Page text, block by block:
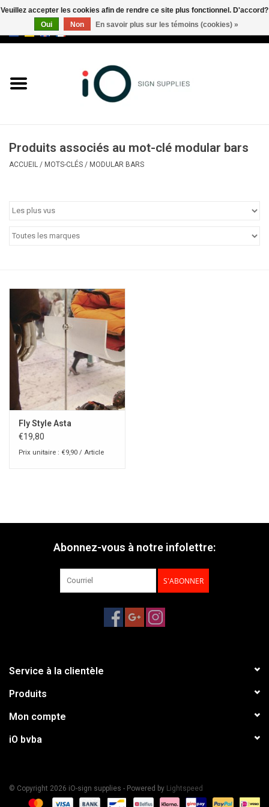
Marques
Appelez-nous au +32 3 353 67
Produits associés au mot-clé modular bars
ACCUEIL / MOTS-CLÉS / MODULAR BARS
Fly Style Asta
€19,80
Prix unitaire : €9,90 / Article
Abonnez-vous à notre infolettre:
S'ABONNER
Service à la clientèle
Produits
Mon compte
iO bvba
© Copyright 2026 iO-sign supplies - Powered by Lightspeed
Veuillez accepter les cookies afin de rendre ce site plus fonctionnel. D'accord?
Oui
Non En savoir plus sur les témoins (cookies) »